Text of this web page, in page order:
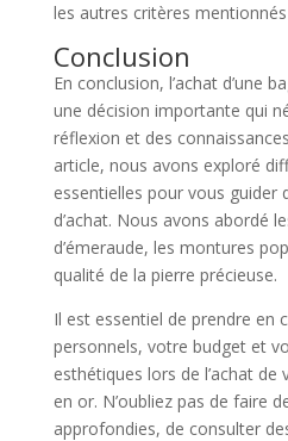
les autres critères
Conclusion
En conclusion, l’achat d’une
une décision importante qui
réflexion et des
article, nous avons exploré
essentielles pour vous guider
d’achat. Nous avons abordé
d’émeraude, les montures
qualité de la pierre précieuse.
Il est essentiel de prendre en
personnels, votre budget et
esthétiques lors de l’achat
en or. N’oubliez pas de faire
approfondies, de consulter